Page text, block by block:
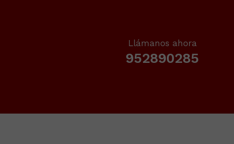
Llámanos ahora
952890285